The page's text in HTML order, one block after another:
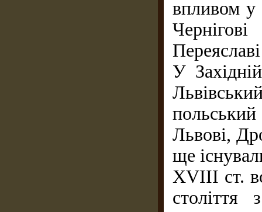
впливом у
У
Львові,
ще
XVIII ст.
століття